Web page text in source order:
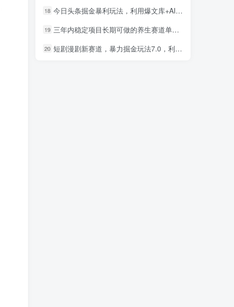
18 今日头条掘金暴利玩法，利用爆文库+AI辅助，轻松矩阵、当天起号，简单粗暴，日入1000+
19 三年内稳定项目长期可做的养生赛道单条视频收入2200
20 短剧漫剧新赛道，暴力掘金玩法7.0，利用最权威的去重技术，号称单日可收益最高1w+